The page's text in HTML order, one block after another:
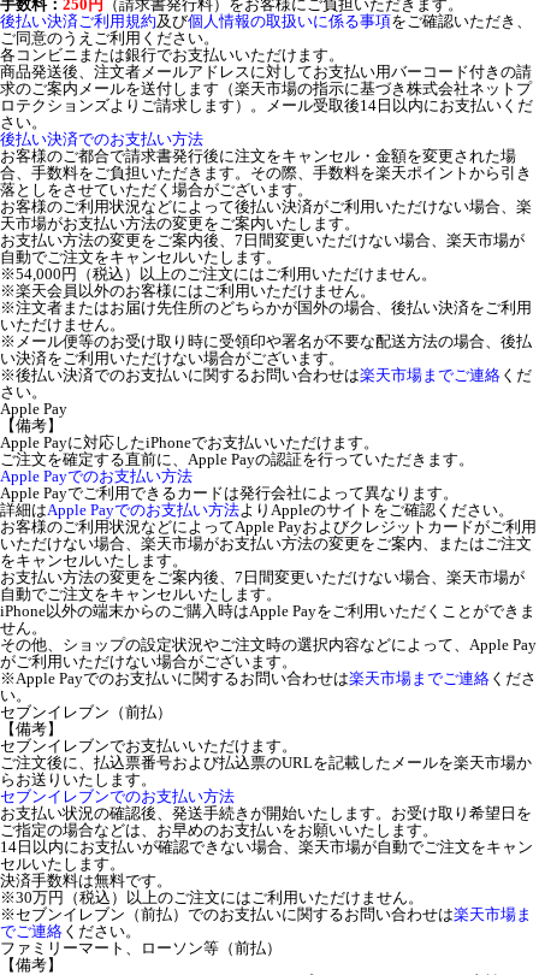
手数料： 250円 （請求書発行料）をお客様にご負担いただきます。
後払い決済ご利用規約及び個人情報の取扱いに係る事項をご確認いただき、
ご同意のうえご利用ください。
各コンビニまたは銀行でお支払いいただけます。
商品発送後、注文者メールアドレスに対してお支払い用バーコード付きの請
求のご案内メールを送付します（楽天市場の指示に基づき株式会社ネットプ
ロテクションズよりご請求します）。メール受取後14日以内にお支払いくだ
さい。
後払い決済でのお支払い方法
お客様のご都合で請求書発行後に注文をキャンセル・金額を変更された場
合、手数料をご負担いただきます。その際、手数料を楽天ポイントから引き
落としをさせていただく場合がございます。
お客様のご利用状況などによって後払い決済がご利用いただけない場合、楽
天市場がお支払い方法の変更をご案内いたします。
お支払い方法の変更をご案内後、7日間変更いただけない場合、楽天市場が
自動でご注文をキャンセルいたします。
※54,000円（税込）以上のご注文にはご利用いただけません。
※楽天会員以外のお客様にはご利用いただけません。
※注文者またはお届け先住所のどちらかが国外の場合、後払い決済をご利用
いただけません。
※メール便等のお受け取り時に受領印や署名が不要な配送方法の場合、後払
い決済をご利用いただけない場合がございます。
※後払い決済でのお支払いに関するお問い合わせは楽天市場までご連絡 くだ
さい。
Apple Pay
【備考】
Apple Payに対応したiPhoneでお支払いいただけます。
ご注文を確定する直前に、Apple Payの認証を行っていただきます。
Apple Payでのお支払い方法
Apple Payでご利用できるカードは発行会社によって異なります。
詳細はApple Payでのお支払い方法よりAppleのサイトをご確認ください。
お客様のご利用状況などによってApple Payおよびクレジットカードがご利用
いただけない場合、楽天市場がお支払い方法の変更をご案内、またはご注文
をキャンセルいたします。
お支払い方法の変更をご案内後、7日間変更いただけない場合、楽天市場が
自動でご注文をキャンセルいたします。
iPhone以外の端末からのご購入時はApple Payをご利用いただくことができま
せん。
その他、ショップの設定状況やご注文時の選択内容などによって、Apple Pay
がご利用いただけない場合がございます。
※Apple Payでのお支払いに関するお問い合わせは楽天市場までご連絡 くださ
い。
セブンイレブン（前払）
【備考】
セブンイレブンでお支払いいただけます。
ご注文後に、払込票番号および払込票のURLを記載したメールを楽天市場か
らお送りいたします。
セブンイレブンでのお支払い方法
お支払い状況の確認後、発送手続きが開始いたします。お受け取り希望日を
ご指定の場合などは、お早めのお支払いをお願いいたします。
14日以内にお支払いが確認できない場合、楽天市場が自動でご注文をキャン
セルいたします。
決済手数料は無料です。
※30万円（税込）以上のご注文にはご利用いただけません。
※セブンイレブン（前払）でのお支払いに関するお問い合わせは楽天市場ま
でご連絡 ください。
ファミリーマート、ローソン等（前払）
【備考】